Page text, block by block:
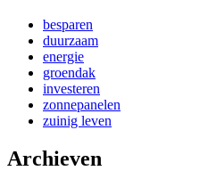
besparen
duurzaam
energie
groendak
investeren
zonnepanelen
zuinig leven
Archieven